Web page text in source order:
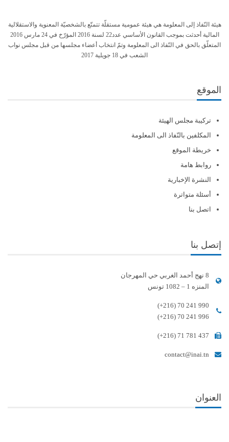
هيئة النّفاذ إلى المعلومة هي هيئة عمومية مستقلّة تتمتّع بالشخصيّة المعنوية والاستقلالية
المالية أحدثت بموجب القانون الأساسي عدد22 لسنة 2016 المؤرّخ في 24 مارس 2016
المتعلّق بالحق في النّفاذ الى المعلومة وتمّ انتخاب أعضاء مجلسها من قبل مجلس نواب
الشعب في 18 جويلية 2017
الموقع
تركيبة مجلس الهيئة
المكلفين بالنّفاذ الى المعلومة
خريطة الموقع
روابط هامة
النشرة الإخبارية
أسئلة متواترة
اتصل بنا
إتصل بنا
8 نهج أحمد الغربي حي المهرجان
المنزه 1 – 1082 تونس
(+216) 70 241 990
(+216) 70 241 996
(+216) 71 781 437
contact@inai.tn
العنوان